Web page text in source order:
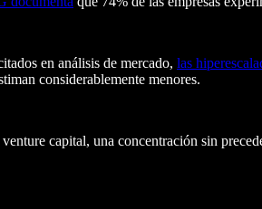
en análisis de mercado, las
considerablemente menores.
capital, una concentración sin